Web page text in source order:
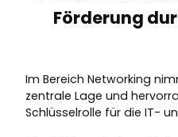
Förderung
Im Bereich Networking
zentrale Lage und
Schlüsselrolle für die IT-